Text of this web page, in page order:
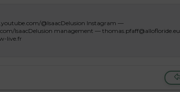
@IsaacDelusion Instagram —
IsaacDelusion management — thomas.pfaff@allofloride.eu
live.fr